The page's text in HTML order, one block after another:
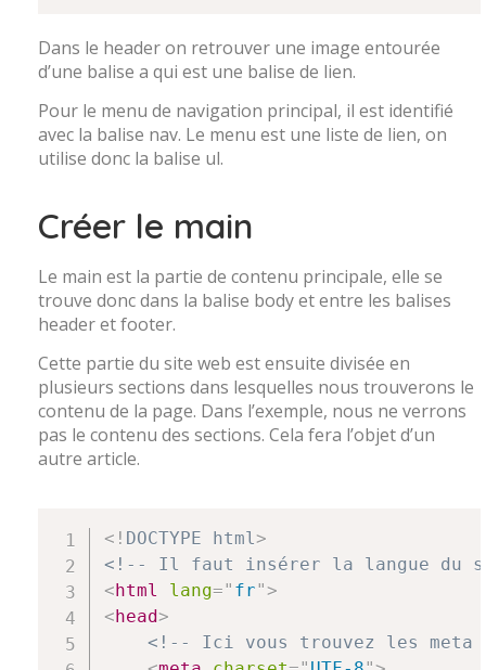
Dans le header on retrouver une image entourée
d’une balise a qui est une balise de lien.
Pour le menu de navigation principal, il est identifié
avec la balise nav. Le menu est une liste de lien, on
utilise donc la balise ul.
Créer le main
Le main est la partie de contenu principale, elle se
trouve donc dans la balise body et entre les balises
header et footer.
Cette partie du site web est ensuite divisée en
plusieurs sections dans lesquelles nous trouverons le
contenu de la page. Dans l’exemple, nous ne verrons
pas le contenu des sections. Cela fera l’objet d’un
autre article.
<! DOCTYPE html >
<!-- Il faut insérer la langue du
<html lang=" fr">
<head>
<!-- Ici vous trouvez les meta